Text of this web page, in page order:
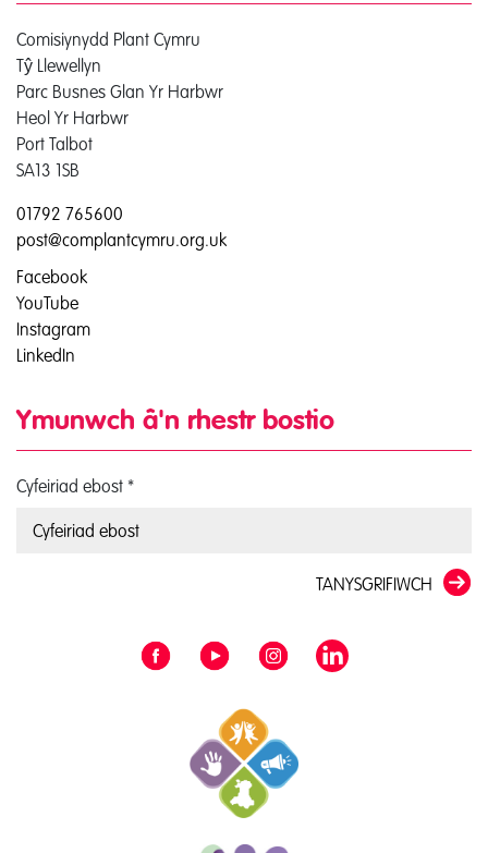
Comisiynydd Plant Cymru
Tŷ Llewellyn
Parc Busnes Glan Yr Harbwr
Heol Yr Harbwr
Port Talbot
SA13 1SB
01792 765600
post@complantcymru.org.uk
Facebook
YouTube
Instagram
LinkedIn
Ymunwch â'n rhestr bostio
Cyfeiriad ebost *
TANYSGRIFIWCH